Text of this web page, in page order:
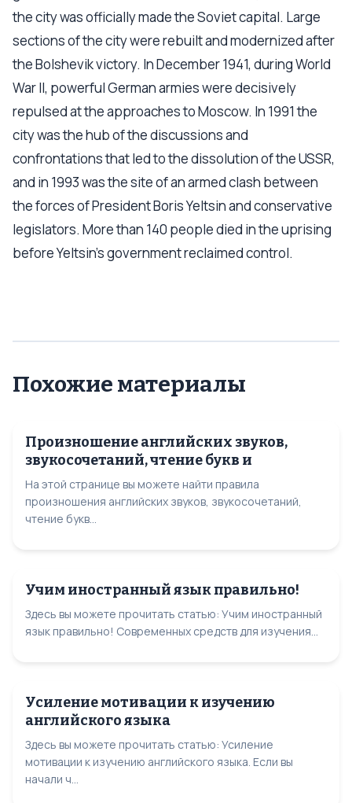
the city was officially made the Soviet capital. Large
sections of the city were rebuilt and modernized after
the Bolshevik victory. In December 1941, during World
War II, powerful German armies were decisively
repulsed at the approaches to Moscow. In 1991 the
city was the hub of the discussions and
confrontations that led to the dissolution of the USSR,
and in 1993 was the site of an armed clash between
the forces of President Boris Yeltsin and conservative
legislators. More than 140 people died in the uprising
before Yeltsin's government reclaimed control.
Похожие материалы
Произношение английских звуков,
звукосочетаний, чтение букв и
На этой странице вы можете найти правила
произношения английских звуков, звукосочетаний,
чтение букв...
Учим иностранный язык правильно!
Здесь вы можете прочитать статью: Учим иностранный
язык правильно! Современных средств для изучения...
Усиление мотивации к изучению
английского языка
Здесь вы можете прочитать статью: Усиление
мотивации к изучению английского языка. Если вы
начали ч...